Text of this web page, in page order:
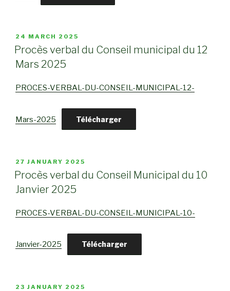
POSTED
ON
24 MARCH 2025
Procès verbal du Conseil municipal du 12
Mars 2025
PROCES-VERBAL-DU-CONSEIL-MUNICIPAL-12-
Mars-2025 Télécharger
POSTED
ON
27 JANUARY 2025
Procès verbal du Conseil Municipal du 10
Janvier 2025
PROCES-VERBAL-DU-CONSEIL-MUNICIPAL-10-
Janvier-2025 Télécharger
POSTED
23 JANUARY 2025